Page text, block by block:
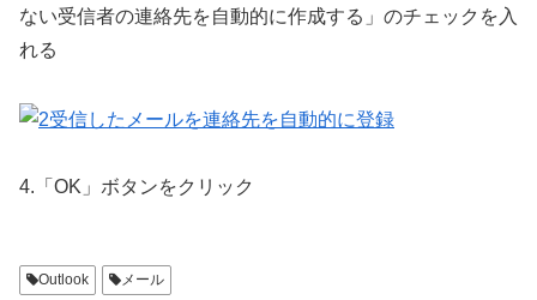
ない受信者の連絡先を自動的に作成する」のチェックを入
れる
4.「OK」ボタンをクリック
Outlook メール